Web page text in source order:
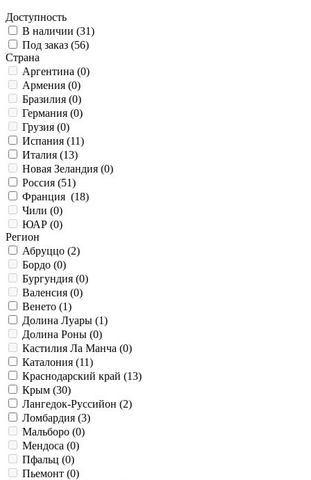
Доступность
В наличии (31)
Под заказ (56)
Страна
Аргентина (0)
Армения (0)
Бразилия (0)
Германия (0)
Грузия (0)
Испания (11)
Италия (13)
Новая Зеландия (0)
Россия (51)
Франция (18)
Чили (0)
ЮАР (0)
Регион
Абруццо (2)
Бордо (0)
Бургундия (0)
Валенсия (0)
Венето (1)
Долина Луары (1)
Долина Роны (0)
Кастилия Ла Манча (0)
Каталония (11)
Краснодарский край (13)
Крым (30)
Лангедок-Руссийон (2)
Ломбардия (3)
Мальборо (0)
Мендоса (0)
Пфальц (0)
Пьемонт (0)